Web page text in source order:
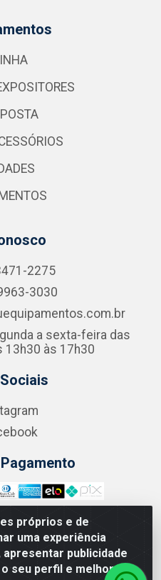
próprios e de
uma experiência
publicidade
seu perfil e melhorar a
2275
3030
a sexta-feira das
13h30 às 17h30
Favre, 746 - Ipsep,
CNPJ 09.132.989/0001-61